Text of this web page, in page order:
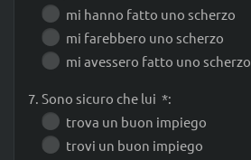
mi hanno fatto uno scherzo
mi farebbero uno scherzo
mi avessero fatto uno scherzo
7. Sono sicuro che lui *:
trova un buon impiego
trovi un buon impiego